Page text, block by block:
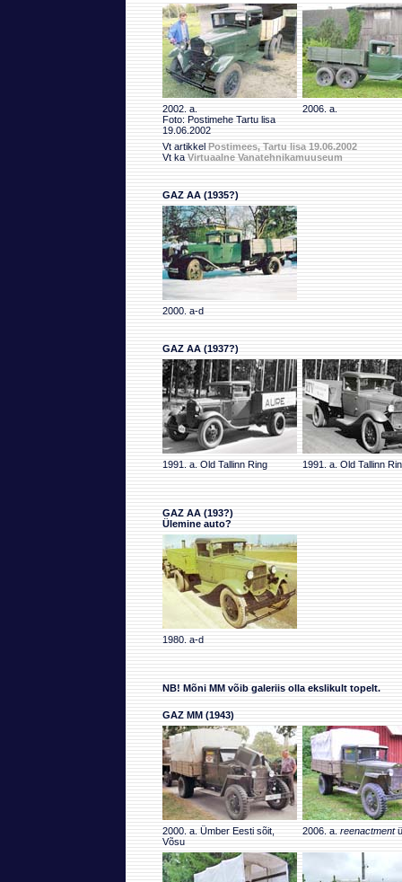
2002. a.
Foto: Postimehe Tartu lisa
19.06.2002
2006. a.
Vt artikkel Postimees, Tartu lisa 19.06.2002
Vt ka Virtuaalne Vanatehnikamuuseum
GAZ AA (1935?)
2000. a-d
GAZ AA (1937?)
1991. a. Old Tallinn Ring 1991. a. Old Tallinn
GAZ AA (193?)
Ülemine auto?
1980. a-d
NB! Mõni MM võib galeriis olla ekslikult topelt.
GAZ MM (1943)
2000. a. Ümber Eesti sõit,
Võsu
2006. a. reenactment